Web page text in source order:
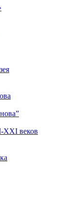
XXI веков